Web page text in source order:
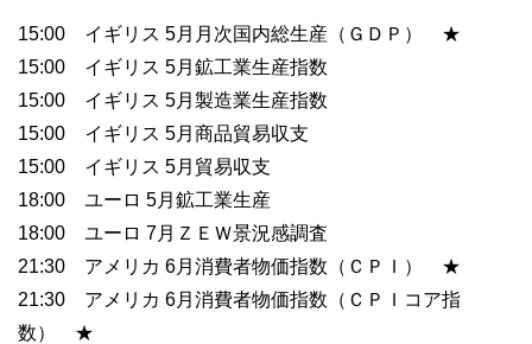
15:00 イギリス 5月月次国内総生産（ＧＤＰ） ★
15:00 イギリス 5月鉱工業生産指数
15:00 イギリス 5月製造業生産指数
15:00 イギリス 5月商品貿易収支
15:00 イギリス 5月貿易収支
18:00 ユーロ 5月鉱工業生産
18:00 ユーロ 7月ＺＥＷ景況感調査
21:30 アメリカ 6月消費者物価指数（ＣＰＩ） ★
21:30 アメリカ 6月消費者物価指数（ＣＰＩコア指
数） ★